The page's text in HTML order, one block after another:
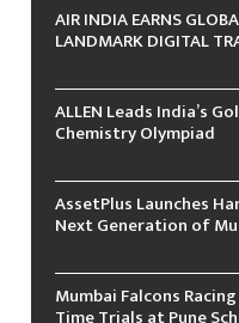
AIR INDIA EARNS
LANDMARK DIGITAL
ALLEN Leads India’s
Chemistry Olympiad
AssetPlus Launches
Next Generation of
Mumbai Falcons